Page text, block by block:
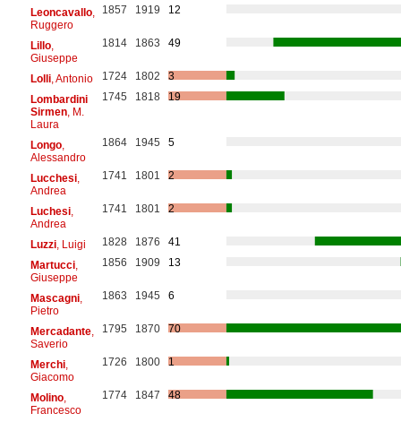
Leoncavallo,
Ruggero
1857 1919 12
Lillo,
Giuseppe
1814 1863 49
Lolli, Antonio 1724 1802
3
Lombardini
Sirmen, M.
Laura
1745 1818 19
Longo,
Alessandro
1864 1945 5
Lucchesi,
Andrea
1741 1801 2
Luchesi,
Andrea
1741 1801 2
Luzzi, Luigi 1828 1876
41
Martucci,
Giuseppe
1856 1909 13
Mascagni,
Pietro
1863 1945 6
Mercadante,
Saverio
1795 1870 70
Merchi,
Giacomo
1726 1800 1
Molino,
Francesco
1774 1847 48